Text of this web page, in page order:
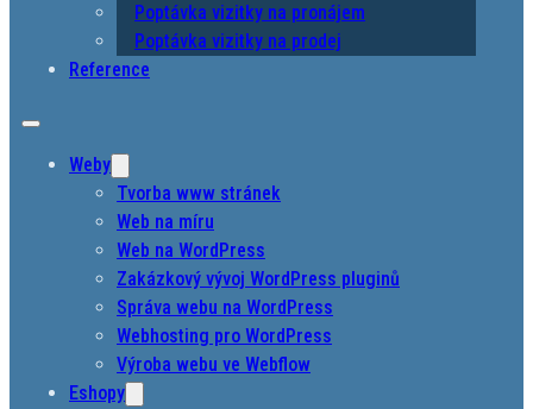
Poptávka vizitky na pronájem
Poptávka vizitky na prodej
Reference
Weby
Tvorba www stránek
Web na míru
Web na WordPress
Zakázkový vývoj WordPress pluginů
Správa webu na WordPress
Webhosting pro WordPress
Výroba webu ve Webflow
Eshopy